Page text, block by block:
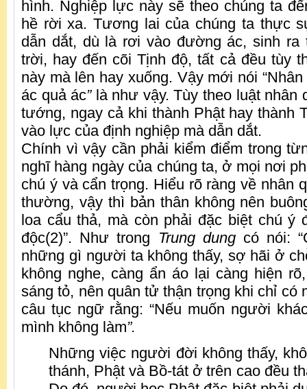
hình. Nghiệp lực này sẽ theo chúng ta
hề rời xa. Tương lai của chúng ta thực
dẫn dắt, dù là rơi vào đường ác, sinh ra
trời, hay đến cõi Tịnh độ, tất cả đều tùy
này mà lên hay xuống. Vậy mới nói
ác quả ác”là như vậy. Tùy theo luật nhân
tướng, ngay cả khi thành Phật hay thành
vào lực của định nghiệp mà dẫn dắt.
Chính vì vậy cần phải kiểm điểm trong
nghĩ hàng ngày của chúng ta, ở mọi nơi
chú ý và cẩn trọng. Hiểu rõ ràng về nhân
thường, vậy thì bản thân không nên
loa cẩu thả, mà còn phải đặc biệt chú ý
độc(2)”. Như trong Trung dungcó nói:
những gì người ta không thấy, sợ hãi ở
không nghe, càng ẩn áo lại càng hiện
sáng tỏ, nên quân tử thận trọng khi chỉ có
câu tục ngữ rằng: “Nếu muốn người
mình không làm”.
Những việc người đời không thấy,
thánh, Phật và Bồ-tát ở trên cao đều